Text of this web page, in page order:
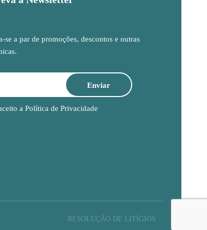
se a par de promoções, descontos e outras
a Política de Privacidade
RESOLUÇÃO DE LITÍGIOS